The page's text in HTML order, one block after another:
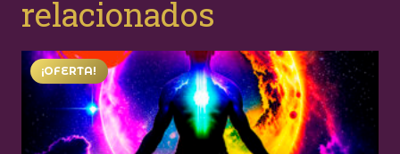
relacionados
¡OFERTA!